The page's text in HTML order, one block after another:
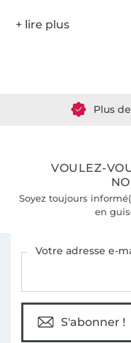
VOULEZ-
Soyez toujours
en
Votre adresse e-
S'abonner !